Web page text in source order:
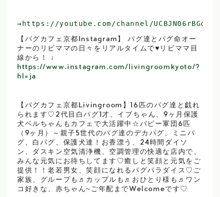
→ https://youtube.com/channel/
【パグカフェ京都Instagram】 パグ達とパグ命オー
ナーのリビママの日々をリアルタイムで♥リビママ目
線から！ ↓
https://www.instagram.com/livingroomkyoto/?
hl=ja
【パグカフェ京都Livingroom】16匹のパグ達と戯れ
られます♡2代目白パグ1才、イブちゃん、9ヶ月保護
犬ベルちゃんもカフェで大活躍中☆パピー軍団6匹
（9ヶ月）～親子5世代のパグ達のデカパグ、ミニパ
グ、白パグ、保護犬達！お香漂う、24時間ダイソ
ン、ダスキン空気清浄機、空調管理の快適な店内で、
みんな元気にお待ちしてます♡癒しと笑顔と元気をご
提供！！老若男女、笑顔になれるパグパラダイス♡ご
家族、グループも♬カップルも♬おひとり様も♬ワン
コ好きな、赤ちゃん~ご年配までWelcomeです♡